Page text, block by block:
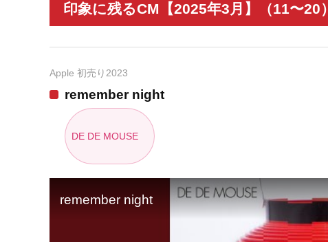
印象に残るCM【2025年3月】（11〜20）
Apple 初売り2023
remember night
DE DE MOUSE
remember night